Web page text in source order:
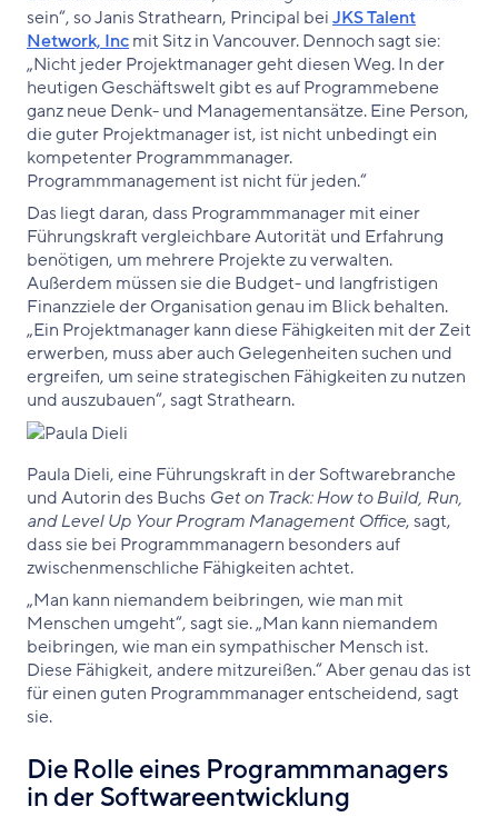
sein“, so Janis Strathearn, Principal beiJKS Talent
Network, Incmit Sitz in Vancouver. Dennoch sagt sie:
„Nicht jeder Projektmanager geht diesen Weg. In der
heutigen Geschäftswelt gibt es auf Programmebene
ganz neue Denk- und Managementansätze. Eine Person,
die guter Projektmanager ist, ist nicht unbedingt ein
kompetenter Programmmanager.
Programmmanagement ist nicht für jeden.“
Das liegt daran, dass Programmmanager mit einer
Führungskraft vergleichbare Autorität und Erfahrung
benötigen, um mehrere Projekte zu verwalten.
Außerdem müssen sie die Budget- und langfristigen
Finanzziele der Organisation genau im Blick behalten.
„Ein Projektmanager kann diese Fähigkeiten mit der Zeit
erwerben, muss aber auch Gelegenheiten suchen und
ergreifen, um seine strategischen Fähigkeiten zu nutzen
und auszubauen“, sagt Strathearn.
Paula Dieli, eine Führungskraft in der Softwarebranche
und Autorin des Buchs Get on Track: How to Build, Run,
and Level Up Your Program Management Office, sagt,
dass sie bei Programmmanagern besonders auf
zwischenmenschliche Fähigkeiten achtet.
„Man kann niemandem beibringen, wie man mit
Menschen umgeht“, sagt sie. „Man kann niemandem
beibringen, wie man ein sympathischer Mensch ist.
Diese Fähigkeit, andere mitzureißen.“ Aber genau das ist
für einen guten Programmmanager entscheidend, sagt
sie.
Die Rolle eines Programmmanagers
in der Softwareentwicklung